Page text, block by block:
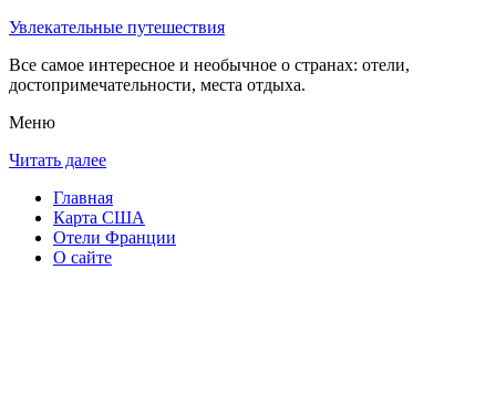
Увлекательные путешествия
Все самое интересное и необычное о странах: отели,
достопримечательности, места отдыха.
Меню
Читать далее
Главная
Карта США
Отели Франции
О сайте